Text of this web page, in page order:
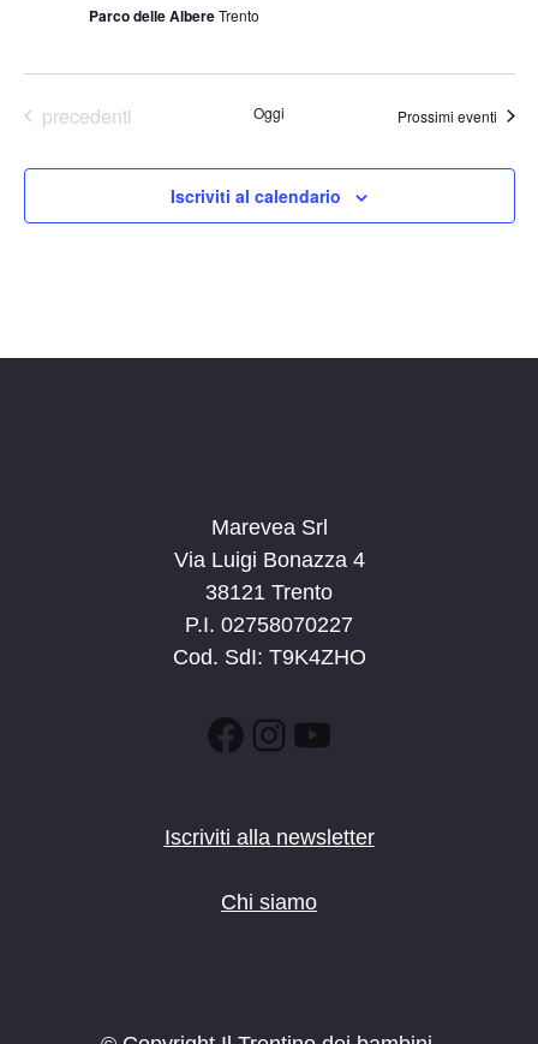
Parco delle AlbereTrento
Eventi
precedenti Oggi Prossimi eventi
Iscriviti al calendario
Marevea Srl
Via Luigi Bonazza 4
38121 Trento
P.I. 02758070227
Cod. SdI: T9K4ZHO
Facebook
Instagram
YouTube
Iscriviti alla newsletter
Chi siamo